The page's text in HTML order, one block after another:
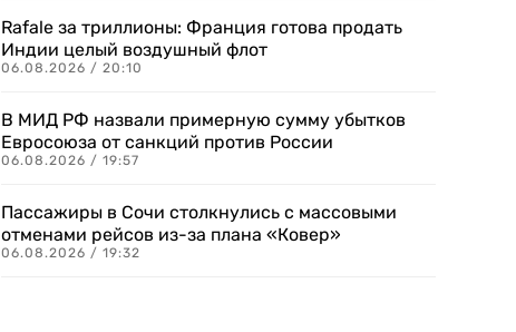
Rafale за триллионы: Франция готова продать
Индии целый воздушный флот
06.08.2026 / 20:10
В МИД РФ назвали примерную сумму убытков
Евросоюза от санкций против России
06.08.2026 / 19:57
Пассажиры в Сочи столкнулись с массовыми
отменами рейсов из-за плана «Ковер»
06.08.2026 / 19:32